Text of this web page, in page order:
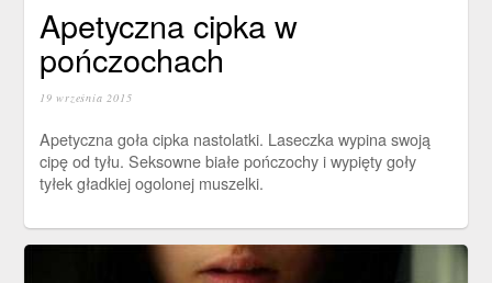
Apetyczna cipka w
pończochach
19 września 2015
Apetyczna goła cipka nastolatki. Laseczka wypina swoją
cipę od tyłu. Seksowne białe pończochy i wypięty goły
tyłek gładkiej ogolonej muszelki.